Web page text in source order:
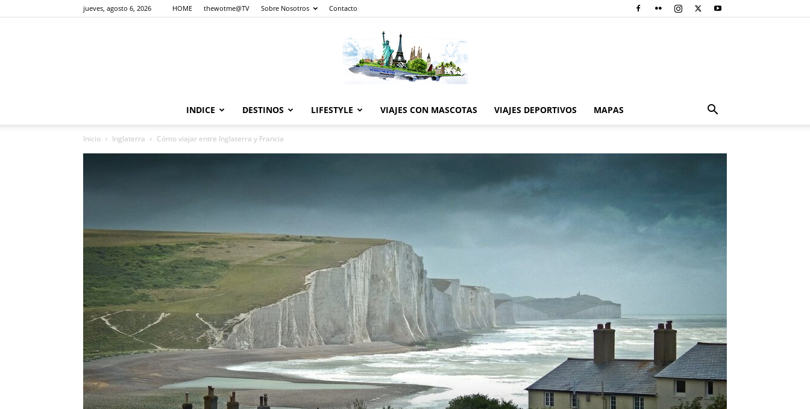
jueves, agosto 6, 2026 HOME thewotme@TV Sobre Nosotros Contacto
Thru
My
INDICE DESTINOS LIFESTYLE VIAJES CON MASCOTAS VIAJES DEPORTIVOS MAPAS
Inicio Inglaterra Cómo viajar entre Inglaterra y Francia